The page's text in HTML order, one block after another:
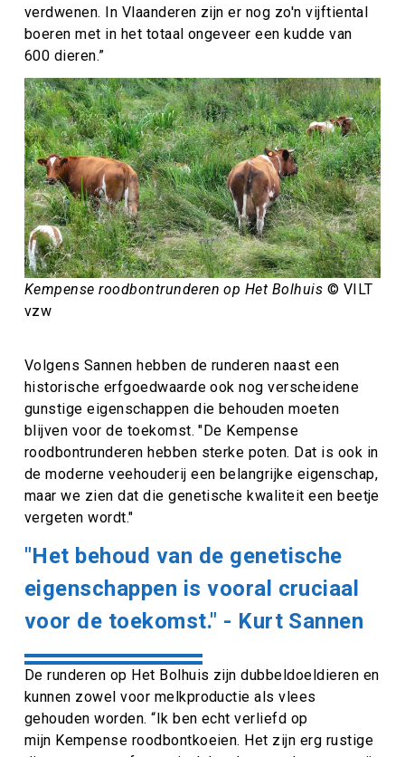
verdwenen. In Vlaanderen zijn er nog zo'n vijftiental
boeren met in het totaal ongeveer een kudde van
600 dieren.”
Kempense roodbontrunderen op Het Bolhuis © VILT
vzw
Volgens Sannen hebben de runderen naast een
historische erfgoedwaarde ook nog verscheidene
gunstige eigenschappen die behouden moeten
blijven voor de toekomst. "De Kempense
roodbontrunderen hebben sterke poten. Dat is ook in
de moderne veehouderij een belangrijke eigenschap,
maar we zien dat die genetische kwaliteit een beetje
vergeten wordt."
"Het behoud van de genetische
eigenschappen is vooral cruciaal
voor de toekomst." - Kurt Sannen
De runderen op Het Bolhuis zijn dubbeldoeldieren en
kunnen zowel voor melkproductie als vlees
gehouden worden. “Ik ben echt verliefd op
mijn Kempense roodbontkoeien. Het zijn erg rustige